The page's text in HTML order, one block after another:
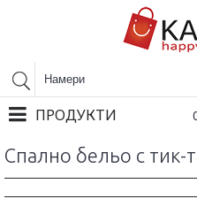
ПРОДУКТИ
Спално бельо с тик-